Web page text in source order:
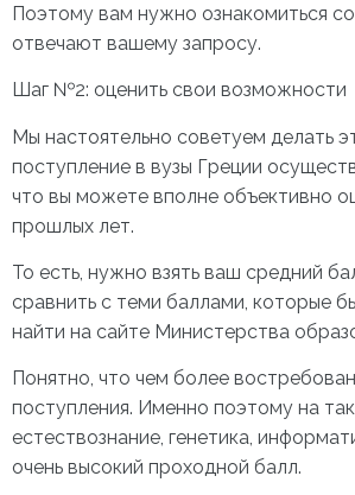
Поэтому вам нужно ознакомиться
отвечают вашему запросу.
Шаг №2: оценить свои возможности
Мы настоятельно советуем делать
поступление в вузы Греции
что вы можете вполне объективно
прошлых лет.
То есть, нужно взять ваш средний
сравнить с теми баллами, которые
найти на сайте Министерства
Понятно, что чем более
поступления. Именно поэтому на
естествознание, генетика,
очень высокий проходной балл.